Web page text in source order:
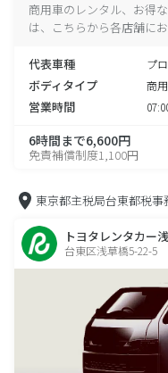
商用車のレンタル、お得
は、こちらから各店舗にお
代表車種 プ
ボディタイプ 商
営業時間
6時間まで6,600円
免責補償制度1,100円
東京都主税局台東都税事
トヨタレンタカー
台東区浅草橋5-22-5